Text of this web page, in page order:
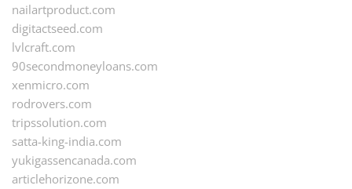
nailartproduct.com
digitactseed.com
lvlcraft.com
90secondmoneyloans.com
xenmicro.com
rodrovers.com
tripssolution.com
satta-king-india.com
yukigassencanada.com
articlehorizone.com